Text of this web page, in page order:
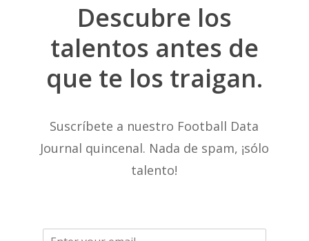
Descubre los
talentos antes de
que te los traigan.
Suscríbete a nuestro Football Data
Journal quincenal. Nada de spam, ¡sólo
talento!